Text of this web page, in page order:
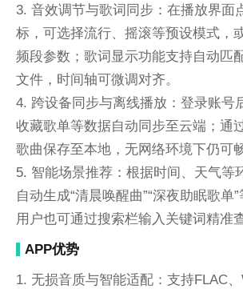
3. 音效调节与歌词同步：在播放界面
标，可选择流行、摇滚等预设模式，
频段参数；歌词显示功能支持自动匹
文件，时间轴可微调对齐。
4. 跨设备同步与离线播放：登录账号
收藏歌单等数据自动同步至云端；通
歌曲保存至本地，无网络环境下仍可畅
5. 智能场景推荐：根据时间、天气等
自动生成“清晨唤醒曲”“深夜助眠歌单
用户也可通过搜索栏输入关键词精准
APP优势
1. 无损音质与智能适配：支持FLAC